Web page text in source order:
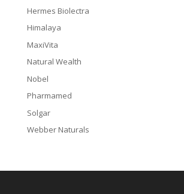
Hermes Biolectra
Himalaya
MaxiVita
Natural Wealth
Nobel
Pharmamed
Solgar
Webber Naturals